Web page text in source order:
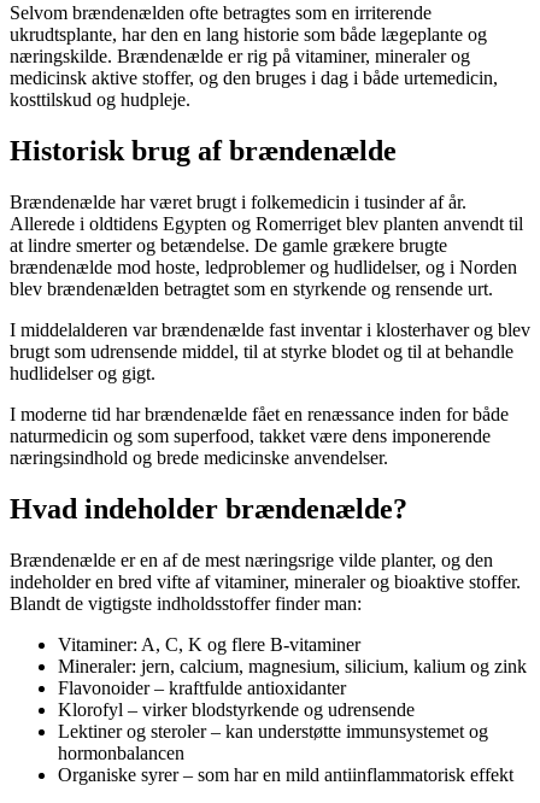
Selvom brændenælden ofte betragtes som en irriterende
ukrudtsplante, har den en lang historie som både lægeplante og
næringskilde. Brændenælde er rig på vitaminer, mineraler og
medicinsk aktive stoffer, og den bruges i dag i både urtemedicin,
kosttilskud og hudpleje.
Historisk brug af brændenælde
Brændenælde har været brugt i folkemedicin i tusinder af år.
Allerede i oldtidens Egypten og Romerriget blev planten anvendt til
at lindre smerter og betændelse. De gamle grækere brugte
brændenælde mod hoste, ledproblemer og hudlidelser, og i Norden
blev brændenælden betragtet som en styrkende og rensende urt.
I middelalderen var brændenælde fast inventar i klosterhaver og blev
brugt som udrensende middel, til at styrke blodet og til at behandle
hudlidelser og gigt.
I moderne tid har brændenælde fået en renæssance inden for både
naturmedicin og som superfood, takket være dens imponerende
næringsindhold og brede medicinske anvendelser.
Hvad indeholder brændenælde?
Brændenælde er en af de mest næringsrige vilde planter, og den
indeholder en bred vifte af vitaminer, mineraler og bioaktive stoffer.
Blandt de vigtigste indholdsstoffer finder man:
Vitaminer: A, C, K og flere B-vitaminer
Mineraler: jern, calcium, magnesium, silicium, kalium og zink
Flavonoider – kraftfulde antioxidanter
Klorofyl – virker blodstyrkende og udrensende
Lektiner og steroler – kan understøtte immunsystemet og
hormonbalancen
Organiske syrer – som har en mild antiinflammatorisk effekt